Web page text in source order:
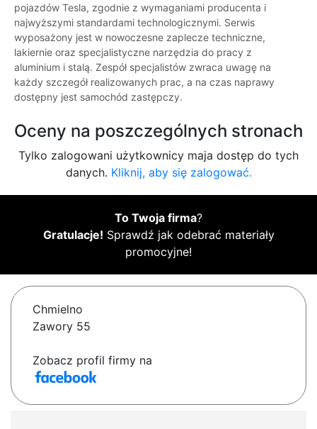
pojazdów Tesla, zgodnie z wymaganiami producenta i
najwyższymi standardami technologicznymi. Serwis
wyposażony jest w nowoczesne zaplecze techniczne,
lakiernie oraz specjalistyczne narzędzia do pracy z
aluminium i stalą. Zespół specjalistów zwraca uwagę na
każdy szczegół realizowanych prac, a na czas naprawy
dostępny jest samochód zastępczy.
Oceny na poszczególnych stronach
Tylko zalogowani użytkownicy maja dostęp do tych
danych. Kliknij, aby się zalogować.
To Twoja firma?
Gratulacje! Sprawdź jak odebrać materiały
promocyjne!
Chmielno
Zawory 55
Zobacz profil firmy na